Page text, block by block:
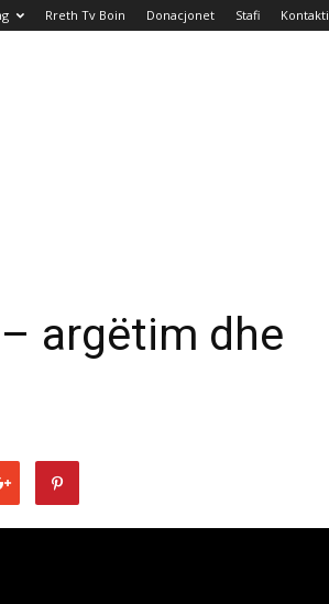
Rreth Tv Boin Donacjonet Stafi Kontakti
argëtim dhe